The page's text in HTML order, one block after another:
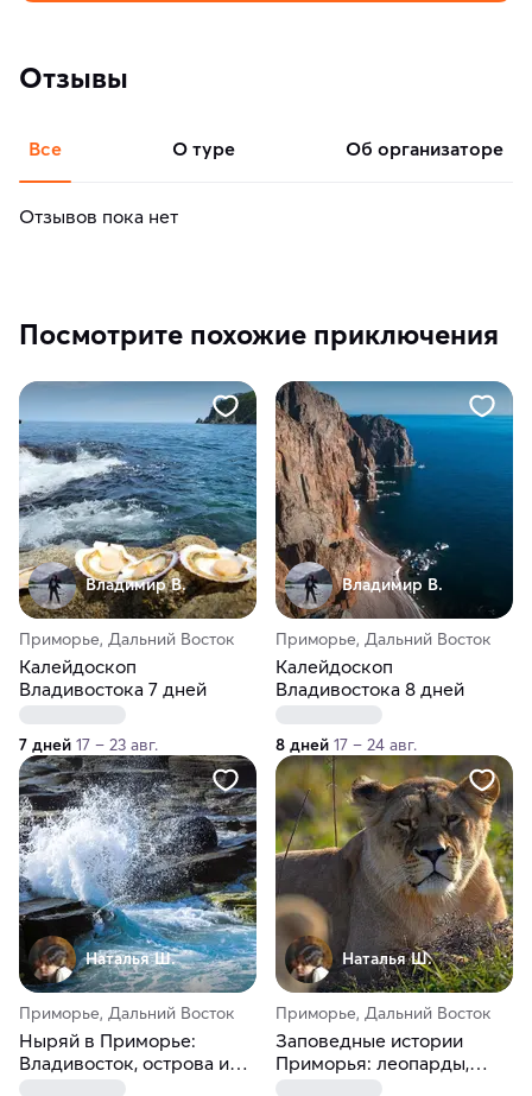
Отзывы
Все о туре об организаторе
Отзывов пока нет
Посмотрите похожие приключения
Владимир В.
Приморье, Дальний Восток
Калейдоскоп
Владивостока 7 дней
7 дней 17 – 23 авг.
Владимир В.
Приморье, Дальний Восток
Калейдоскоп
Владивостока 8 дней
8 дней 17 – 24 авг.
Наталья Ш.
Приморье, Дальний Восток
Ныряй в Приморье:
Владивосток, острова и
Наталья Ш.
Приморье, Дальний Восток
Заповедные истории
Приморья: леопарды,